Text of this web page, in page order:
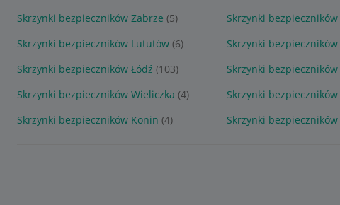
Skrzynki bezpieczników Zabrze (5) Skrzynki bezpieczników
Skrzynki bezpieczników Lututów (6) Skrzynki
Skrzynki bezpieczników Łódź (103) Skrzynki bezpieczników
Skrzynki bezpieczników Wieliczka (4) Skrzynki bezpieczników
Skrzynki bezpieczników Konin (4) Skrzynki bezpieczników